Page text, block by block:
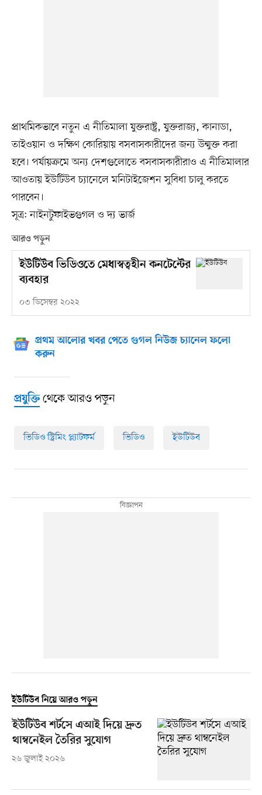
প্রাথমিকভাবে নতুন এ নীতিমালা যুক্তরাষ্ট্র, যুক্তরাজ্য, কানাডা,
তাইওয়ান ও দক্ষিণ কোরিয়ায় বসবাসকারীদের জন্য উন্মুক্ত করা
হবে। পর্যায়ক্রমে অন্য দেশগুলোতে বসবাসকারীরাও এ নীতিমালার
আওতায় ইউটিউব চ্যানেলে মনিটাইজেশন সুবিধা চালু করতে
পারবেন।
সূত্র: নাইনটুফাইভগুগল ও দ্য ভার্জ
আরও পড়ুন
ইউটিউব ভিডিওতে মেধাস্বত্বহীন কনটেন্টের
ব্যবহার
০৩ ডিসেম্বর ২০২২
প্রথম আলোর খবর পেতে গুগল নিউজ চ্যানেল ফলো
করুন
প্রযুক্তিথেকে আরও পড়ুন
ভিডিও স্ট্রিমিং প্ল্যাটফর্ম ভিডিও ইউটিউব
ইউটিউব নিয়ে আরও পড়ুন
ইউটিউব শর্টসে এআই দিয়ে দ্রুত
থাম্বনেইল তৈরির সুযোগ
২৬ জুলাই ২০২৬